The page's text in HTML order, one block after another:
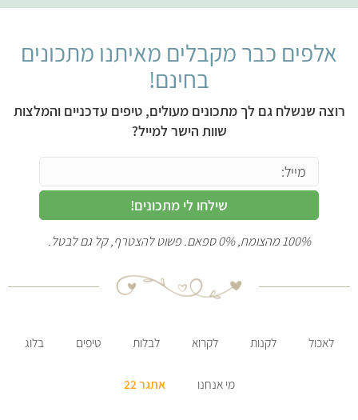
אלפים כבר מקבלים מאיתנו מתכונים
בחינם!
רוצה שנשלח גם לך מתכונים מעולים, טיפים עדכניים והמלצות
שוות הישר למייל?
שילחו לי מתכונים!
100% מהצומח, 0% ספאם. פשוט להצטרף, קל גם לבטל.
לאכול לקנות לקרוא לבלות טיפים בלוג
מי אנחנו אתגר 22